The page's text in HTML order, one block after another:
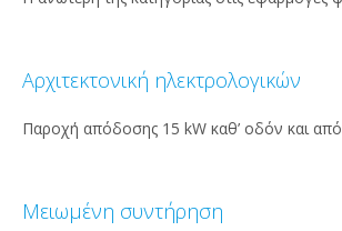
Αρχιτεκτονική ηλεκτρολογικών
Παροχή απόδοσης 15 kW καθ’ οδόν και
Μειωμένη συντήρηση